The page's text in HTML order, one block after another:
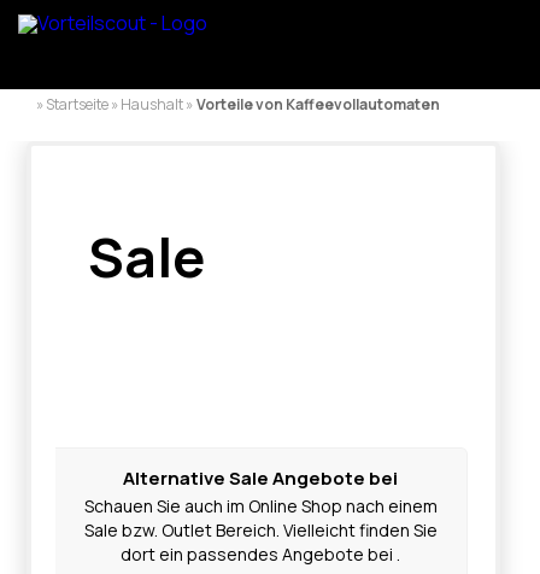
» Startseite » Haushalt »Vorteile von Kaffeevollautomaten
Sale
Alternative Sale Angebote bei
Schauen Sie auch im Online Shop nach einem
Sale bzw. Outlet Bereich. Vielleicht finden Sie
dort ein passendes Angebote bei .